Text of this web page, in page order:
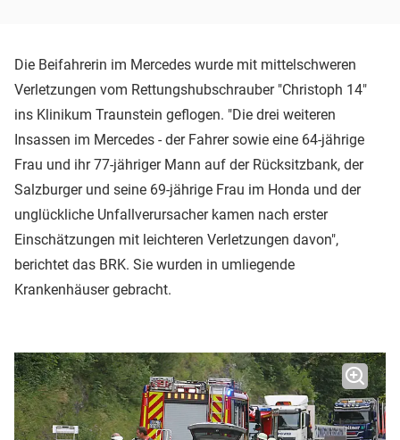
Die Beifahrerin im Mercedes wurde mit mittelschweren
Verletzungen vom Rettungshubschrauber "Christoph 14"
ins Klinikum Traunstein geflogen. "Die drei weiteren
Insassen im Mercedes - der Fahrer sowie eine 64-jährige
Frau und ihr 77-jähriger Mann auf der Rücksitzbank, der
Salzburger und seine 69-jährige Frau im Honda und der
unglückliche Unfallverursacher kamen nach erster
Einschätzungen mit leichteren Verletzungen davon",
berichtet das BRK. Sie wurden in umliegende
Krankenhäuser gebracht.